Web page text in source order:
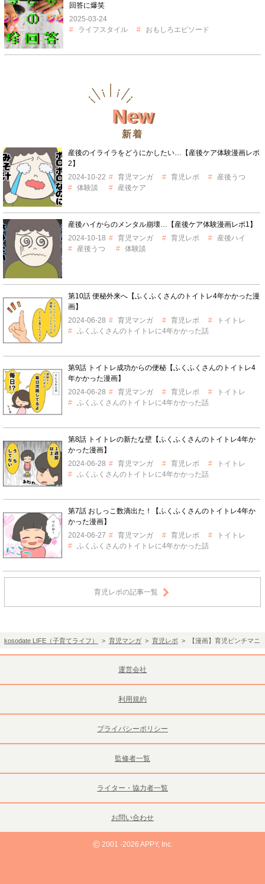
回答に爆笑
2025-03-24
ライフスタイル
おもしろエピソード
New
新着
産後のイライラをどうにかしたい…【産後ケア体験漫画レポ
2】
2024-10-22
育児マンガ 育児レポ
産後うつ
体験談
産後ケア
産後ハイからのメンタル崩壊…【産後ケア体験漫画レポ1】
2024-10-18
育児マンガ 育児レポ
産後ハイ
産後うつ
体験談
第10話 便秘外来へ【ふくふくさんのトイトレ4年かかった漫
画】
2024-06-28
育児マンガ 育児レポ
トイトレ
ふくふくさんのトイトレに4年かかった話
第9話 トイトレ成功からの便秘【ふくふくさんのトイトレ4
年かかった漫画】
2024-06-28
育児マンガ 育児レポ
トイトレ
ふくふくさんのトイトレに4年かかった話
第8話 トイトレの新たな壁【ふくふくさんのトイトレ4年か
かった漫画】
2024-06-28
育児マンガ 育児レポ
トイトレ
ふくふくさんのトイトレに4年かかった話
第7話 おしっこ数滴出た！【ふくふくさんのトイトレ4年か
かった漫画】
2024-06-27
育児マンガ 育児レポ
トイトレ
ふくふくさんのトイトレに4年かかった話
育児レポの記事一覧
kosodate LIFE（子育てライフ） > 育児マンガ> 育児レポ > 【漫画】育児ピンチマニ
運営会社
利用規約
プライバシーポリシー
監修者一覧
ライター・協力者一覧
お問い合わせ
©2001 -2026 APPY, Inc.